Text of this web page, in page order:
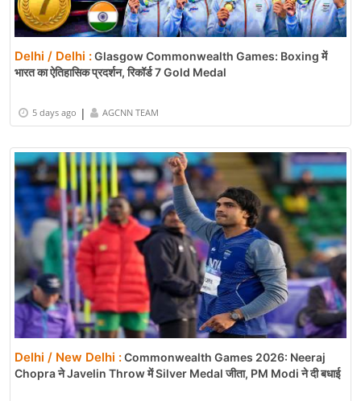
Delhi / Delhi :Glasgow Commonwealth Games: Boxing में
भारत का ऐतिहासिक प्रदर्शन, रिकॉर्ड 7 Gold Medal
5 days ago | AGCNN TEAM
Delhi / New Delhi :Commonwealth Games 2026: Neeraj
Chopra ने Javelin Throw में Silver Medal जीता, PM Modi ने दी बधाई